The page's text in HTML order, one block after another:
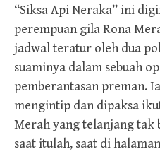
“Siksa Api Neraka” ini
perempuan gila Rona
jadwal teratur oleh dua
suaminya dalam sebuah
pemberantasan preman.
mengintip dan dipaksa
Merah yang telanjang tak
saat itulah, saat di